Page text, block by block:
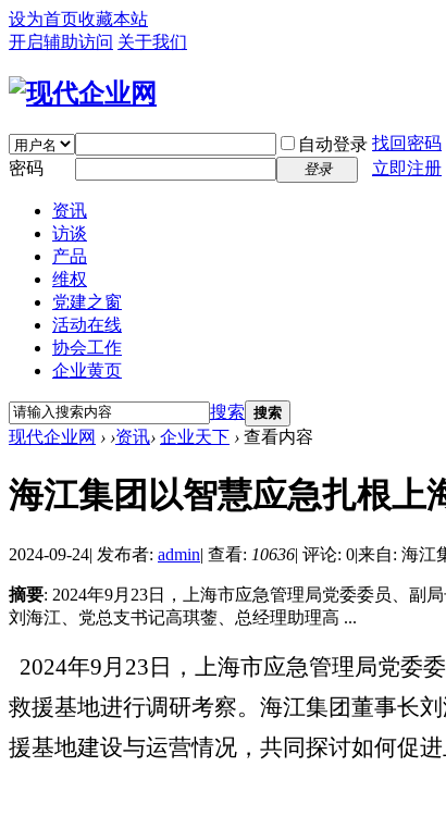
设为首页收藏本站
开启辅助访问 关于我们
自动登录 找回密码
密码
登录 立即注册
资讯
访谈
产品
维权
党建之窗
活动在线
协会工作
企业黄页
搜索 搜索
现代企业网 › ›资讯› 企业天下 › 查看内容
海江集团以智慧应急扎根上
2024-09-24| 发布者: admin| 查看: 10636| 评论: 0|来自: 海江
摘要: 2024年9月23日，上海市应急管理局党委委员、副
刘海江、党总支书记高琪蓥、总经理助理高 ...
2024年9月23日，上海市应急管理局党委
救援基地进行调研考察。海江集团董事长
援基地建设与运营情况，共同探讨如何促